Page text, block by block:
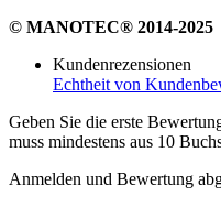
© MANOTEC® 2014-2025
Kundenrezensionen
Echtheit von
Geben Sie die erste
muss mindestens aus 10
Anmelden und Bewertung